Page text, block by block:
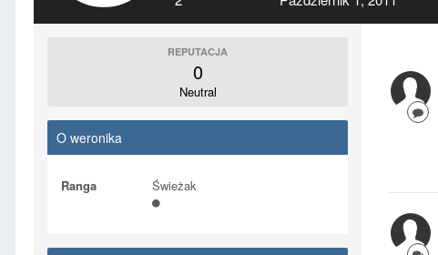
REPUTACJA
0
Neutral
O weronika
Ranga Świeżak